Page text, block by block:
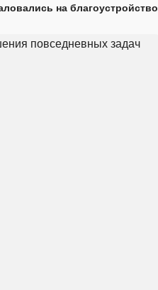
на благоустройство